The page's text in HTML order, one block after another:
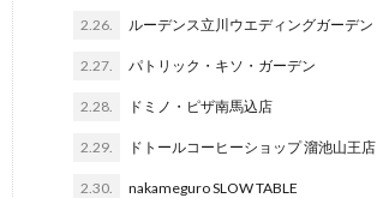
2.26. ルーデンス立川ウエディングガーデン
2.27. パトリック・キソ・ガーデン
2.28. ドミノ・ピザ南馬込店
2.29. ドトールコーヒーショップ 溜池山王店
2.30. nakameguro SLOW TABLE